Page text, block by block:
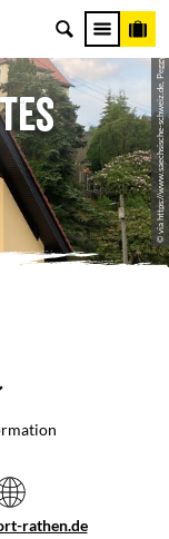
© via https://www.saechsische-schweiz.de, Peggy Nestler
rathen.de